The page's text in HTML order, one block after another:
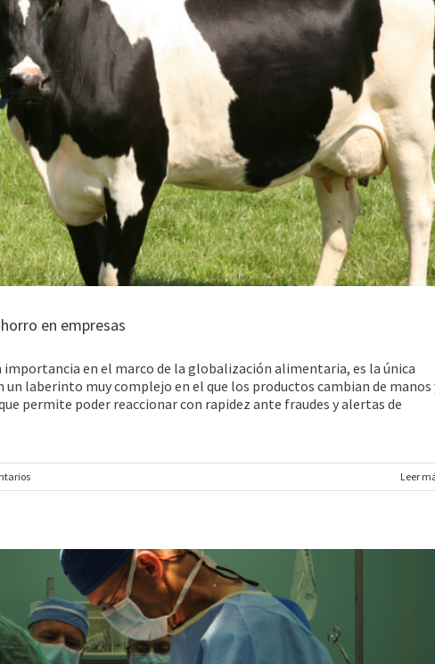
en empresas
en el marco de la globalización alimentaria, es la única
laberinto muy complejo en el que los productos cambian de manos
permite poder reaccionar con rapidez ante fraudes y alertas de
Leer